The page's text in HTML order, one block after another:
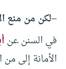
–لكن من منع
في السنن عن
الأمانة إلى